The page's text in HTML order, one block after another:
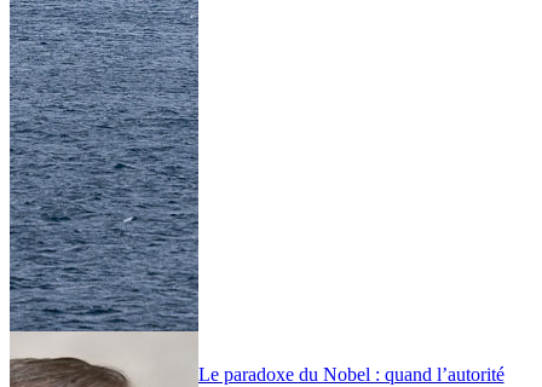
Le paradoxe du Nobel : quand l’autorité